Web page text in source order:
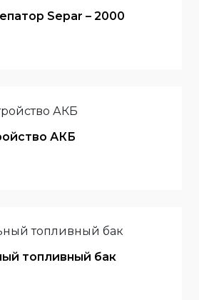
Separ – 2000
АКБ
топливный бак